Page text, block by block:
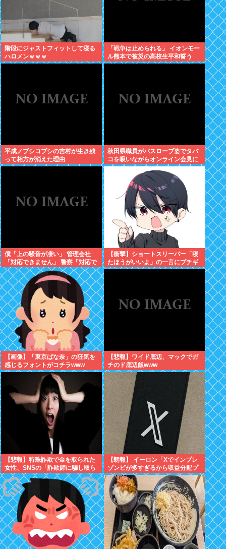
階段にジャストフィットして寝る
ハロメンｗｗｗ
「戦争は止められる」 イオンモー
ル熊本で被災の高校生平和誓う
平成ノブシコブシの吉村が生き残
って相方が消えた理由
秋田県職員がバスローブ姿でタバ
コを吸いながらオンライン会見に
どこのお貴族様だよw
僕「上の騒音が凄い」 管理会社
「対応できません」 警察「対応で
きません」
【衝撃】ショートスリーパー「寝
たほうがいいよ」の一言にブチギ
レwww(※動画あり)
【画像】「東京ばな奈」の狂気を
感じるフォントがコチラwww
【悲報】ワイド底辺、マックでガ
チのド底辺飯www
【悲報】特殊詐欺で金を取られた
女性、SNSの「詐欺師に騙し取ら
れたお金、取り戻せます」」に釣
られさらに240万円失うwww
【朗報】 イーロン「Xでインプレ
ゾンビが多すぎるから収益分配プ
ログラムやめるわ」